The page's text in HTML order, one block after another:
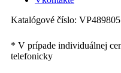
Katalógové číslo: VP489805